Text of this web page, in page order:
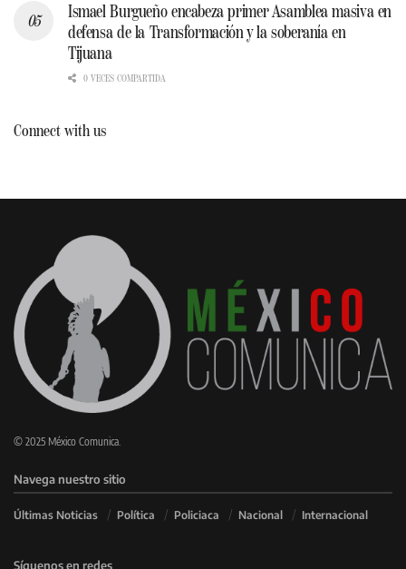
Ismael Burgueño encabeza primer Asamblea masiva en
defensa de la Transformación y la soberanía en
Tijuana
0 VECES COMPARTIDA
Connect with us
© 2025 México Comunica.
Navega nuestro sitio
Últimas Noticias Política Policiaca Nacional Internacional
Síguenos en redes